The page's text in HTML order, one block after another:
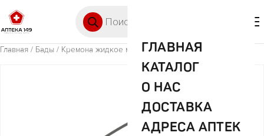
ГЛАВНАЯ
КАТАЛОГ
О НАС
ДОСТАВКА
АДРЕСА АПТЕК
Главная / Бады / Кремона жидкое мыло манго 500мл